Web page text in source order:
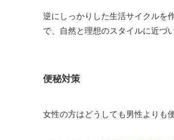
逆にしっかりした生活サイクルを
で、自然と理想のスタイルに近づ
便秘対策
女性の方はどうしても男性よりも